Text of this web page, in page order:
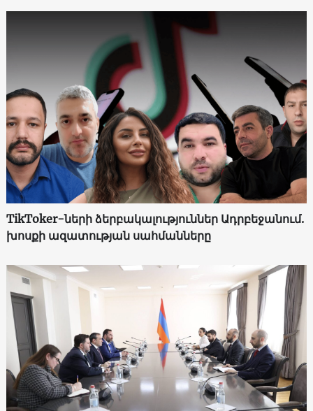
TikToker-ների ձերբակալություններ Ադրբեջանում.
խոսքի ազատության սահմանները